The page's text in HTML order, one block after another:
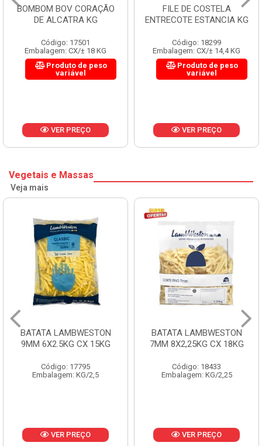
BOMBOM BOV CORAÇÃO
DE ALCATRA KG
Código: 17501
Embalagem: CX/± 18 KG
Produto de peso
variável
VER PREÇO
FILE DE COSTELA
ENTRECOTE ESTANCIA KG
Código: 18299
Embalagem: CX/± 14,4 KG
Produto de peso
variável
VER PREÇO
Vegetais e Massas
Veja mais
BATATA LAMBWESTON
9MM 6X2.5KG CX 15KG
Código: 17795
Embalagem: KG/2,5
VER PREÇO
BATATA LAMBWESTON
7MM 8X2,25KG CX 18KG
Código: 18433
Embalagem: KG/2,25
VER PREÇO